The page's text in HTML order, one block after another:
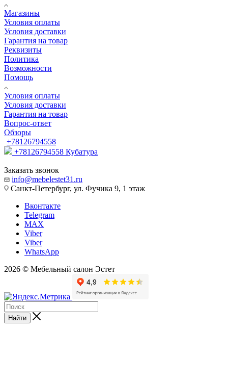
Магазины
Условия оплаты
Условия доставки
Гарантия на товар
Реквизиты
Политика
Возможности
Помощь
Условия оплаты
Условия доставки
Гарантия на товар
Вопрос-ответ
Обзоры
+78126794558
+78126794558 Кубатура
Заказать звонок
info@mebelestet31.ru
Санкт-Петербург, ул. Фучика 9, 1 этаж
Вконтакте
Telegram
MAX
Viber
Viber
WhatsApp
2026 © Мебельный салон Эстет
Найти